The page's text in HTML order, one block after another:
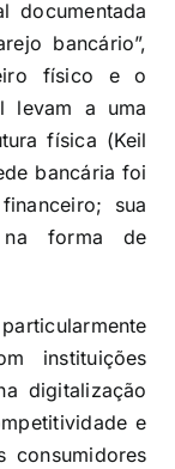
documentada
bancário”,
físico e o
levam a uma
física (Keil
bancária foi
sua
na forma de
instituições
digitalização
e
consumidores